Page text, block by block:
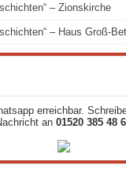
– Zionskirche
– Haus Groß-
erreichbar.
an01520 385 48